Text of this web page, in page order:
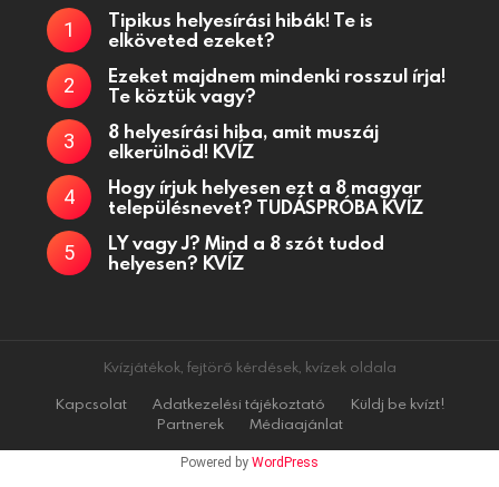
Tipikus helyesírási hibák! Te is
elköveted ezeket?
Ezeket majdnem mindenki rosszul írja!
Te köztük vagy?
8 helyesírási hiba, amit muszáj
elkerülnöd! KVÍZ
Hogy írjuk helyesen ezt a 8 magyar
településnevet? TUDÁSPRÓBA KVÍZ
LY vagy J? Mind a 8 szót tudod
helyesen? KVÍZ
Kvízjátékok, fejtörő kérdések, kvízek oldala
Kapcsolat
Adatkezelési tájékoztató
Küldj be kvízt!
Partnerek
Médiaajánlat
Powered by WordPress